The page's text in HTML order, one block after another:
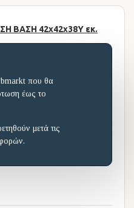
ΒΑΣΗ 42x42x38Υ εκ.
που θα
έως το
μετά τις